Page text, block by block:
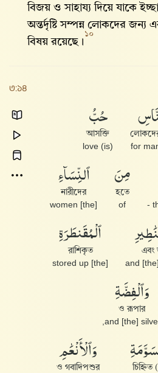
বিজয় ও সাহায্য দিয়ে যাকে
অন্তর্দৃষ্টি সম্পন্ন লোকদের জন্য
বিষয় রয়েছে।
১০
৩:১৪
for
حُبُّ
আসক্তি
(is) love
مِنَ
হতে
of
ٱلنِّسَآءِ
নারীদের
[the] women
এবং
and
ٱلْمُقَنطَرَةِ
রাশিকৃত
[the] stored up
وَٱلْفِضَّةِ
ও রূপার
and [the]
وَٱلْأَنْعَٰمِ
ও গবাদিপশুর